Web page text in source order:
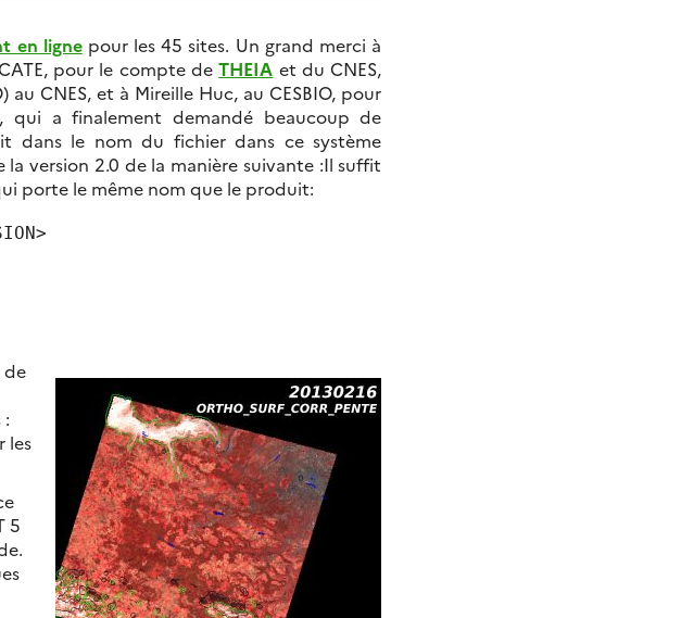
en lignepour les 45 sites. Un grand merci à
pour le compte deTHEIA et du CNES,
CNES, et à Mireille Huc, au CESBIO, pour
qui a finalement demandé beaucoup de
dans le nom du fichier dans ce système
version 2.0 de la manière suivante :Il suffit
porte le même nom que le produit:
de
les
5